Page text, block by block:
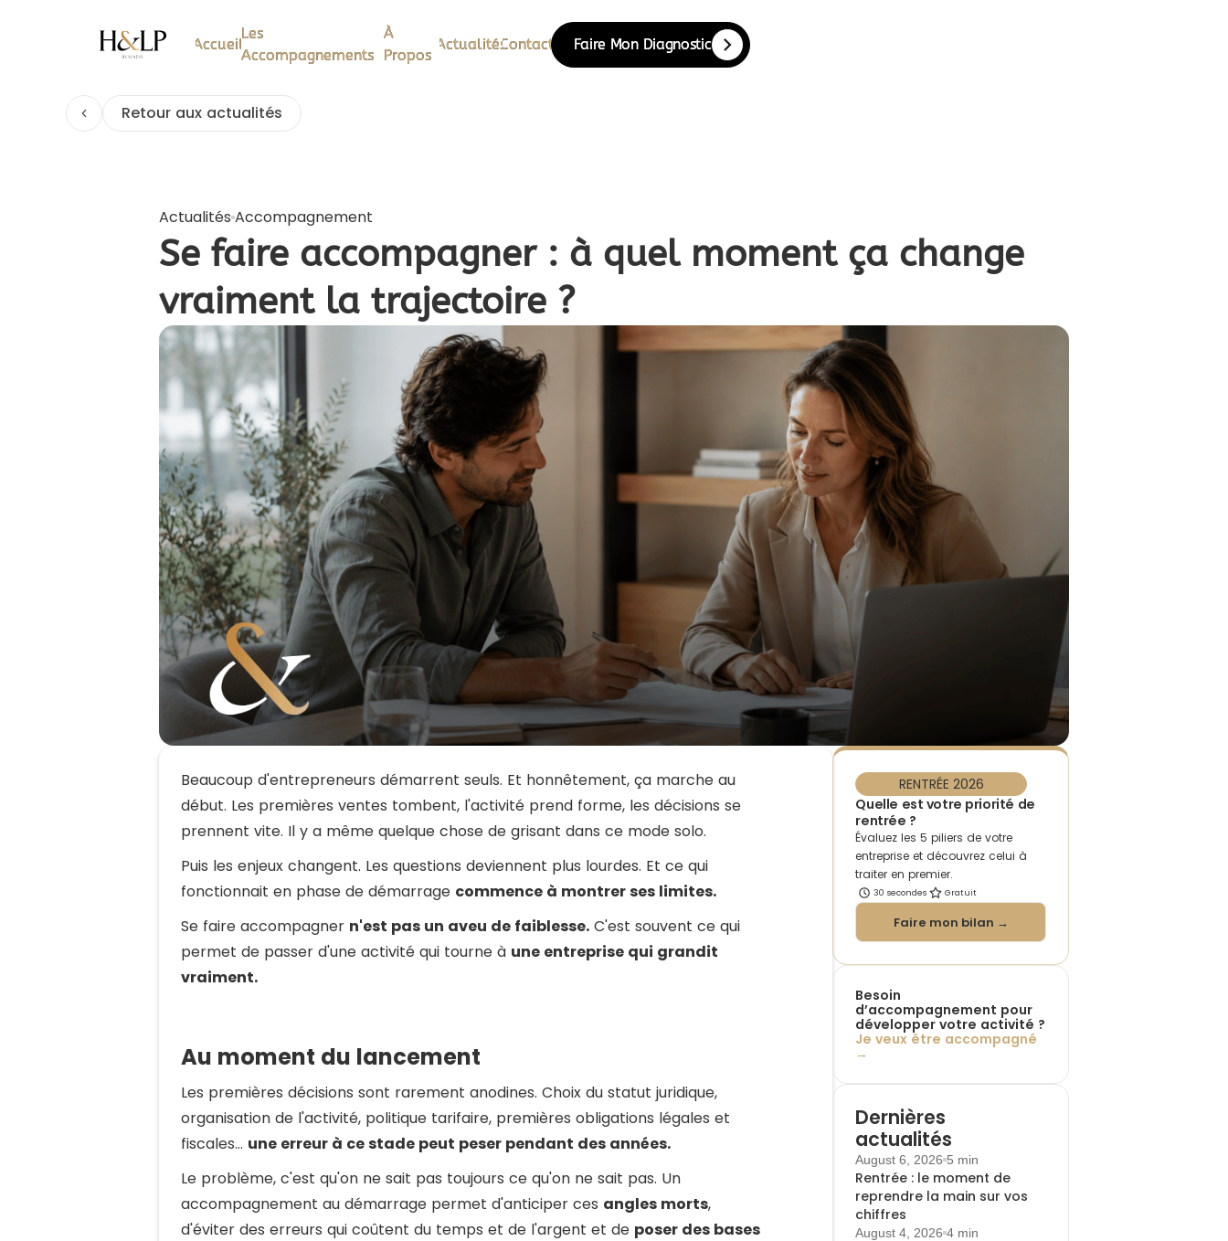
Accueil
Accueil
Les
Accompagnements
Les
Accompagnements
À
Propos
À
Propos
Actualités
ActualitésContact
Contact Faire Mon Diagnostic
Faire Mon Diagnostic
Retour aux actualités
Actualités Accompagnement
Se faire accompagner : à quel moment ça change
vraiment la trajectoire ?
Beaucoup d'entrepreneurs démarrent seuls. Et honnêtement, ça marche au
début. Les premières ventes tombent, l'activité prend forme, les décisions se
prennent vite. Il y a même quelque chose de grisant dans ce mode solo.
Puis les enjeux changent. Les questions deviennent plus lourdes. Et ce qui
fonctionnait en phase de démarrage commence à montrer ses limites.
Se faire accompagner n'est pas un aveu de faiblesse. C'est souvent ce qui
permet de passer d'une activité qui tourne à une entreprise qui grandit
vraiment.
Au moment du lancement
Les premières décisions sont rarement anodines. Choix du statut juridique,
organisation de l'activité, politique tarifaire, premières obligations légales et
fiscales… une erreur à ce stade peut peser pendant des années.
Le problème, c'est qu'on ne sait pas toujours ce qu'on ne sait pas. Un
accompagnement au démarrage permet d'anticiper ces angles morts,
d'éviter des erreurs qui coûtent du temps et de l'argent et de poser des bases
RENTRÉE 2026
Quelle est votre priorité de
rentrée ?
Évaluez les 5 piliers de votre
entreprise et découvrez celui à
traiter en premier.
30 secondes Gratuit
Faire mon bilan →
Besoin
d’accompagnement pour
développer votre activité ?
Je veux être accompagné
→
Dernières
actualités
August 6, 2026 5 min
Rentrée : le moment de
reprendre la main sur vos
chiffres
August 4, 2026 4 min